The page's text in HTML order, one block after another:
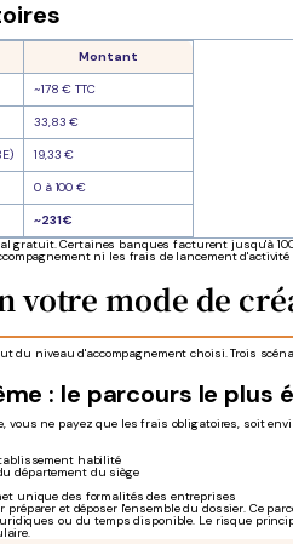
Montant
~178 € TTC
33,83 €
19,33 €
0 à 100 €
~231 €
gratuit. Certaines banques facturent jusqu'à
ni les frais de lancement
votre mode de
du niveau d'accompagnement choisi. Trois
: le parcours le plus
vous ne payez que les frais obligatoires, soit
habilité
département du siège
unique des formalités des entreprises
préparer et déposer l'ensemble du dossier. Ce
ou du temps disponible. Le risque